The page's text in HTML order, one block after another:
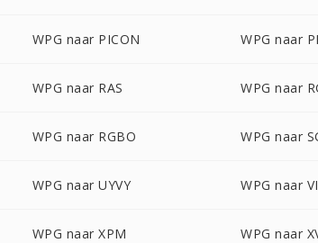
WPG naar PICON WPG naar
WPG naar RAS WPG naar
WPG naar RGBO WPG naar
WPG naar UYVY WPG naar
WPG naar XPM WPG naar